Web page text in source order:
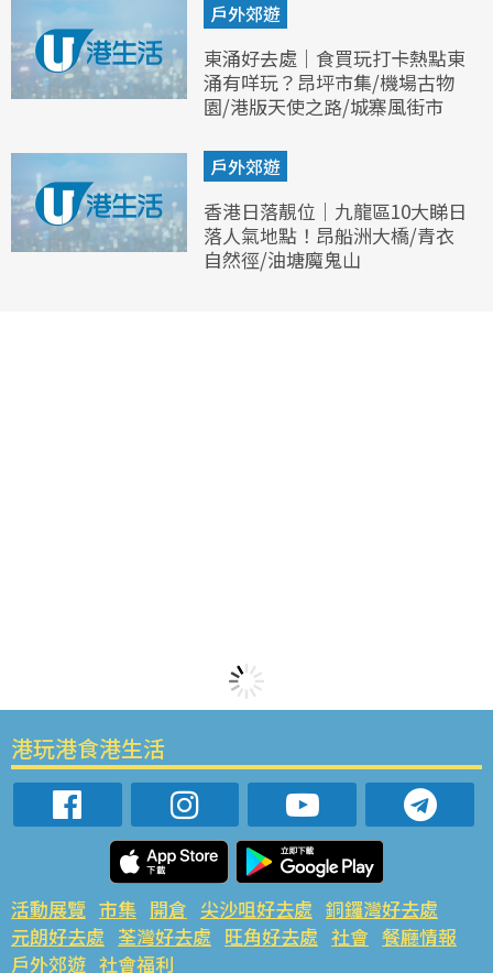
戶外郊遊
東涌好去處｜食買玩打卡熱點東
涌有咩玩？昂坪市集/機場古物
園/港版天使之路/城寨風街市
戶外郊遊
香港日落靚位｜九龍區10大睇日
落人氣地點！昂船洲大橋/青衣
自然徑/油塘魔鬼山
港玩港食港生活
活動展覽 市集 開倉 尖沙咀好去處 銅鑼灣好去處
元朗好去處 荃灣好去處 旺角好去處 社會 餐廳情報
戶外郊遊 社會福利